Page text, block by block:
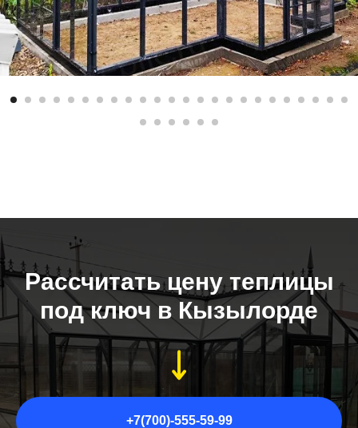
Рассчитать цену теплицы
под ключ в Кызылорде
+7(700)-555-59-99